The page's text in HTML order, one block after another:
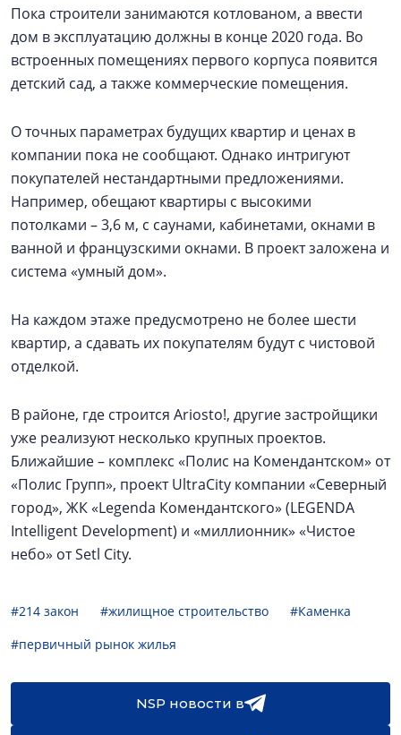
Пока строители занимаются котлованом, а ввести
дом в эксплуатацию должны в конце 2020 года. Во
встроенных помещениях первого корпуса появится
детский сад, а также коммерческие помещения.
О точных параметрах будущих квартир и ценах в
компании пока не сообщают. Однако интригуют
покупателей нестандартными предложениями.
Например, обещают квартиры с высокими
потолками – 3,6 м, с саунами, кабинетами, окнами в
ванной и французскими окнами. В проект заложена и
система «умный дом».
На каждом этаже предусмотрено не более шести
квартир, а сдавать их покупателям будут с чистовой
отделкой.
В районе, где строится Ariosto!, другие застройщики
уже реализуют несколько крупных проектов.
Ближайшие – комплекс «Полис на Комендантском» от
«Полис Групп», проект UltraCity компании «Северный
город», ЖК «Legenda Комендантского» (LEGENDA
Intelligent Development) и «миллионник» «Чистое
небо» от Setl City.
#214 закон #жилищное строительство
#Каменка
#первичный рынок жилья
NSP новости в